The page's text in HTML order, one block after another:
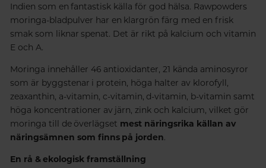
Indien som en fantastisk källa för god hälsa. Rawpowders
moringa-bladpulver har en klargrön färg med en frisk
smak som liknar spenat. Det är rikt på kalcium och vitamin
E och A.
Moringa innehåller 46 antioxidanter, 21 kända aminosyror
som är byggstenar i protein, höga halter av klorofyll,
zeaxanthin, a-vitamin, c-vitamin, d-vitamin, b-vitamin samt
höga koncentrationer av järn, zink och kalcium, vilket gör
moringa till de överlägset mest näringsrika källan av
näringsämnen som finns på jorden.
En rå & ekologisk framställning